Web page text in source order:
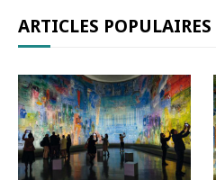
ARTICLES POPULAIRES